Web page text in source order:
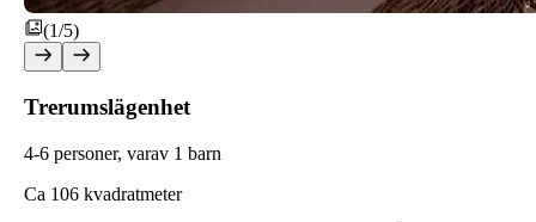
(1/5)
Trerumslägenhet
4-6 personer, varav 1 barn
Ca 106 kvadratmeter